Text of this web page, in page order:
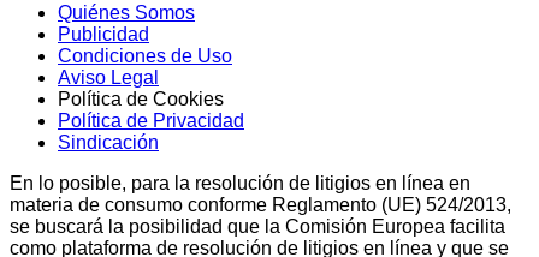
Quiénes Somos
Publicidad
Condiciones de Uso
Aviso Legal
Política de Cookies
Política de Privacidad
Sindicación
En lo posible, para la resolución de litigios en línea en
materia de consumo conforme Reglamento (UE) 524/2013,
se buscará la posibilidad que la Comisión Europea facilita
como plataforma de resolución de litigios en línea y que se